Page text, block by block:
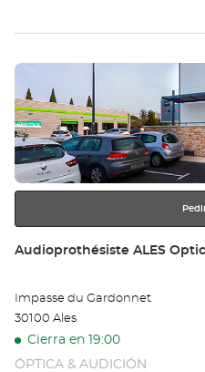
Pulse
ENTER
para
obtener
más
información
Tienda:
Audioprothésiste ALES
Impasse du Gardonnet
30100 Ales
Cierra en 19:00
ÓPTICA & AUDICIÓN